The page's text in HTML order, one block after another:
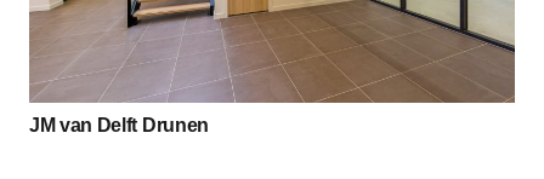
JM van Delft Drunen